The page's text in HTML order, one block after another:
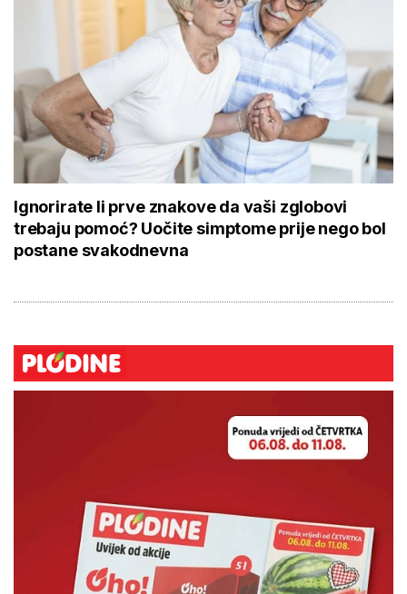
Ignorirate li prve znakove da vaši zglobovi
trebaju pomoć? Uočite simptome prije nego bol
postane svakodnevna